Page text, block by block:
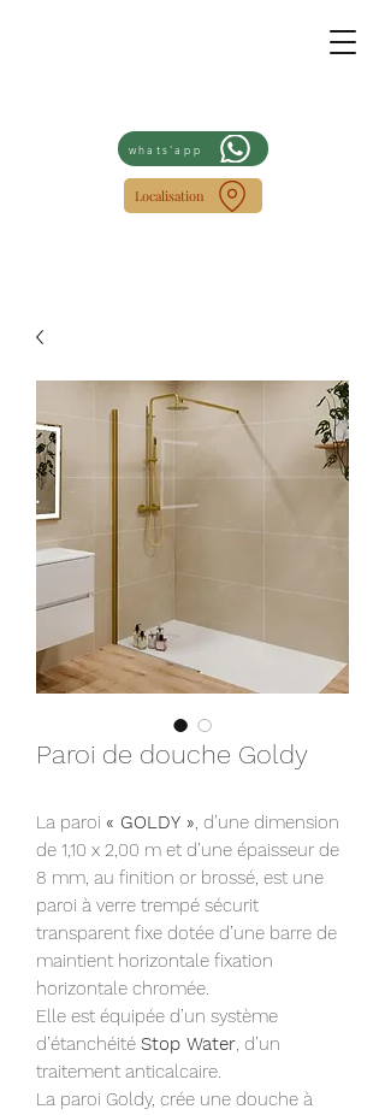
whats'app
Localisation
Paroi de douche Goldy
La paroi « GOLDY », d’une dimension
de 1,10 x 2,00 m et d’une épaisseur de
8 mm, au finition or brossé, est une
paroi à verre trempé sécurit
transparent fixe dotée d’une barre de
maintient horizontale fixation
horizontale chromée.
Elle est équipée d’un système
d’étanchéité Stop Water, d’un
traitement anticalcaire.
La paroi Goldy, crée une douche à